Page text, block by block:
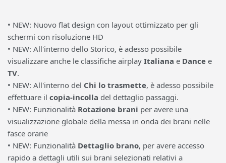
• NEW: Nuovo flat design con layout ottimizzato per gli
schermi con risoluzione HD
• NEW: All'interno dello Storico, è adesso possibile
visualizzare anche le classifiche airplay Italiana e Dance e
TV.
• NEW: All'interno del Chi lo trasmette, è adesso possibile
effettuare il copia-incolla del dettaglio passaggi.
• NEW: Funzionalità Rotazione brani per avere una
visualizzazione globale della messa in onda dei brani nelle
fasce orarie
• NEW: Funzionalità Dettaglio brano, per avere accesso
rapido a dettagli utili sui brani selezionati relativi a